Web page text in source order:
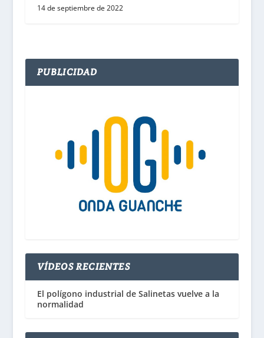
14 de septiembre de 2022
PUBLICIDAD
VÍDEOS RECIENTES
El polígono industrial de Salinetas vuelve a la
normalidad